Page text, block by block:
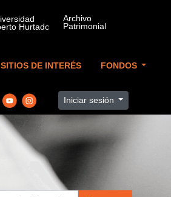
SITIOS DE INTERÉS FONDOS
Iniciar sesión